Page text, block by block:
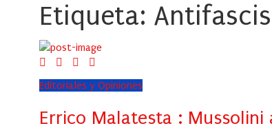
Etiqueta:
Editoriales y Opiniones
Errico Malatesta : Mussolini